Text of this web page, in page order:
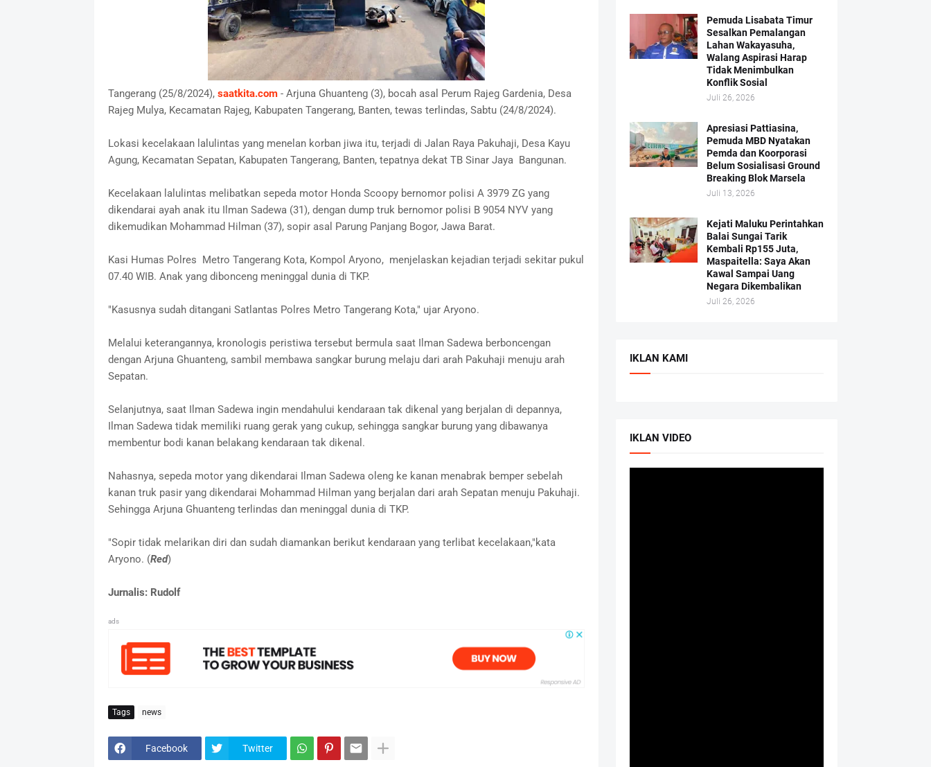
Tangerang (25/8/2024), saatkita.com- Arjuna Ghuanteng (3), bocah asal Perum Rajeg Gardenia, Desa
Rajeg Mulya, Kecamatan Rajeg, Kabupaten Tangerang, Banten, tewas terlindas, Sabtu (24/8/2024).
Lokasi kecelakaan lalulintas yang menelan korban jiwa itu, terjadi di Jalan Raya Pakuhaji, Desa Kayu
Agung, Kecamatan Sepatan, Kabupaten Tangerang, Banten, tepatnya dekat TB Sinar Jaya Bangunan.
Kecelakaan lalulintas melibatkan sepeda motor Honda Scoopy bernomor polisi A 3979 ZG yang
dikendarai ayah anak itu Ilman Sadewa (31), dengan dump truk bernomor polisi B 9054 NYV yang
dikemudikan Mohammad Hilman (37), sopir asal Parung Panjang Bogor, Jawa Barat.
Kasi Humas Polres Metro Tangerang Kota, Kompol Aryono, menjelaskan kejadian terjadi sekitar pukul
07.40 WIB. Anak yang dibonceng meninggal dunia di TKP.
"Kasusnya sudah ditangani Satlantas Polres Metro Tangerang Kota," ujar Aryono.
Melalui keterangannya, kronologis peristiwa tersebut bermula saat Ilman Sadewa berboncengan
dengan Arjuna Ghuanteng, sambil membawa sangkar burung melaju dari arah Pakuhaji menuju arah
Sepatan.
Selanjutnya, saat Ilman Sadewa ingin mendahului kendaraan tak dikenal yang berjalan di depannya,
Ilman Sadewa tidak memiliki ruang gerak yang cukup, sehingga sangkar burung yang dibawanya
membentur bodi kanan belakang kendaraan tak dikenal.
Nahasnya, sepeda motor yang dikendarai Ilman Sadewa oleng ke kanan menabrak bemper sebelah
kanan truk pasir yang dikendarai Mohammad Hilman yang berjalan dari arah Sepatan menuju Pakuhaji.
Sehingga Arjuna Ghuanteng terlindas dan meninggal dunia di TKP.
"Sopir tidak melarikan diri dan sudah diamankan berikut kendaraan yang terlibat kecelakaan,"kata
Aryono. (Red)
Jurnalis: Rudolf
ads
Tags news
Facebook Twitter
Pemuda Lisabata Timur
Sesalkan Pemalangan
Lahan Wakayasuha,
Walang Aspirasi Harap
Tidak Menimbulkan
Konflik Sosial
Juli 26, 2026
Apresiasi Pattiasina,
Pemuda MBD Nyatakan
Pemda dan Koorporasi
Belum Sosialisasi Ground
Breaking Blok Marsela
Juli 13, 2026
Kejati Maluku Perintahkan
Balai Sungai Tarik
Kembali Rp155 Juta,
Maspaitella: Saya Akan
Kawal Sampai Uang
Negara Dikembalikan
Juli 26, 2026
IKLAN KAMI
IKLAN VIDEO